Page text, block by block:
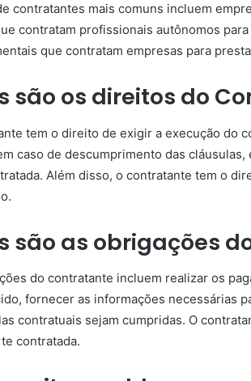
contratantes mais comuns incluem
contratam profissionais autônomos
que contratam empresas para
são os direitos do
tem o direito de exigir a execução do
caso de descumprimento das
Além disso, o contratante tem o
são as obrigações
do contratante incluem realizar os
fornecer as informações necessárias
contratuais sejam cumpridas. O
contratada.